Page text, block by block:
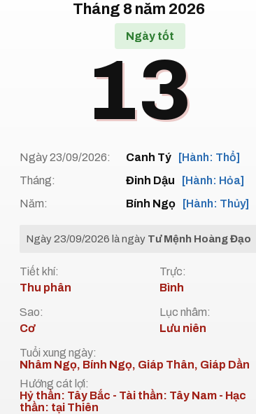
Tháng 8 năm 2026
Ngày tốt
13
Ngày 23/09/2026: Canh Tý
[Hành: Thổ]
Tháng:
Đinh Dậu
[Hành: Hỏa]
Năm:
Bính Ngọ [Hành: Thủy]
Ngày 23/09/2026 là ngày Tư Mệnh Hoàng Đạo
Tiết khí:
Thu phân
Trực:
Bình
Sao:
Cơ
Lục nhâm:
Lưu niên
Tuổi xung ngày:
Nhâm Ngọ, Bính Ngọ, Giáp Thân, Giáp Dần
Hướng cát lợi:
Hỷ thần: Tây Bắc - Tài thần: Tây Nam - Hạc
thần: tại Thiên